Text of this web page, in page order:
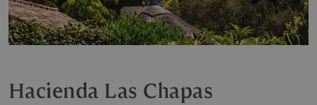
Hacienda Las Chapas